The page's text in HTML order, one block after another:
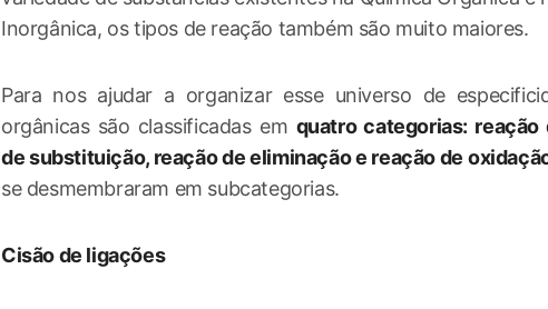
Inorgânica, os tipos de reação também são muito maiores.
Para nos ajudar a organizar esse universo de
orgânicas são classificadas em quatro categorias: reação
de substituição, reação de eliminação e reação de
se desmembraram em subcategorias.
Cisão de ligações